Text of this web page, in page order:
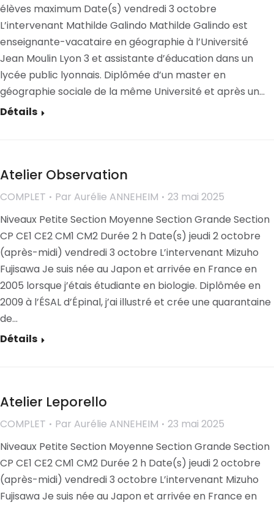
élèves maximum Date(s) vendredi 3 octobre
L’intervenant Mathilde Galindo Mathilde Galindo est
enseignante-vacataire en géographie à l’Université
Jean Moulin Lyon 3 et assistante d’éducation dans un
lycée public lyonnais. Diplômée d’un master en
géographie sociale de la même Université et après un…
Détails
Atelier Observation
COMPLET Par Aurélie ANNEHEIM
23 mai 2025
Niveaux Petite Section Moyenne Section Grande Section
CP CE1 CE2 CM1 CM2 Durée 2 h Date(s) jeudi 2 octobre
(après-midi) vendredi 3 octobre L’intervenant Mizuho
Fujisawa Je suis née au Japon et arrivée en France en
2005 lorsque j’étais étudiante en biologie. Diplômée en
2009 à l’ÉSAL d’Épinal, j’ai illustré et crée une quarantaine
de…
Détails
Atelier Leporello
COMPLET Par Aurélie ANNEHEIM
23 mai 2025
Niveaux Petite Section Moyenne Section Grande Section
CP CE1 CE2 CM1 CM2 Durée 2 h Date(s) jeudi 2 octobre
(après-midi) vendredi 3 octobre L’intervenant Mizuho
Fujisawa Je suis née au Japon et arrivée en France en